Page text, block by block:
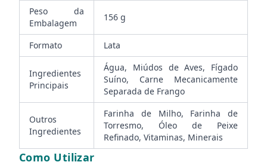
Peso da
Embalagem
156 g
Formato Lata
Ingredientes
Principais
Água, Miúdos de Aves, Fígado
Suíno, Carne Mecanicamente
Separada de Frango
Outros
Ingredientes
Farinha de Milho, Farinha de
Torresmo, Óleo de Peixe
Refinado, Vitaminas, Minerais
Como Utilizar